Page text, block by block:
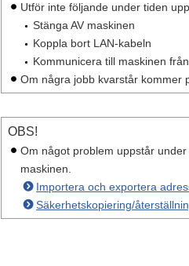
Utför inte följande under tiden
Stänga AV maskinen
Koppla bort LAN-kabeln
Kommunicera till maskinen
Om några jobb kvarstår kommer
OBS!
Om något problem uppstår
maskinen.
Importera och exportera
Säkerhetskopiering/